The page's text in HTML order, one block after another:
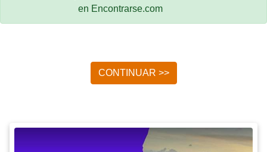
en Encontrarse.com
CONTINUAR >>